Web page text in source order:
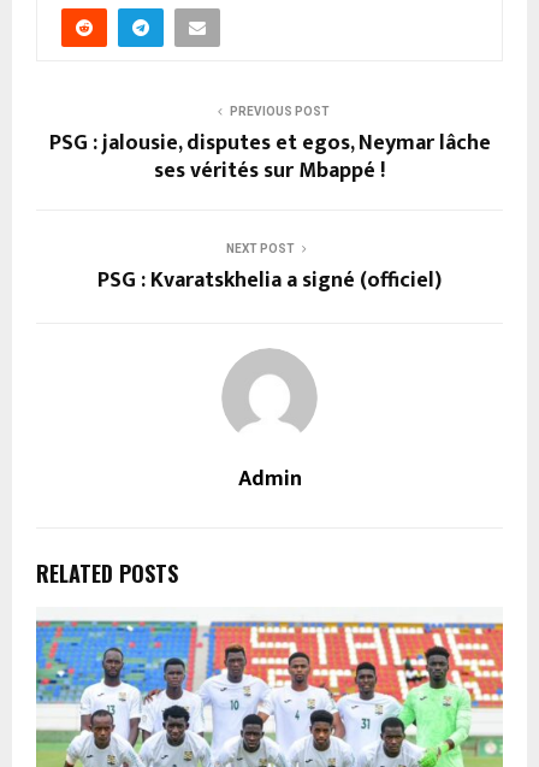
PREVIOUS POST
PSG : jalousie, disputes et egos, Neymar lâche
ses vérités sur Mbappé !
NEXT POST
PSG : Kvaratskhelia a signé (officiel)
Admin
RELATED POSTS